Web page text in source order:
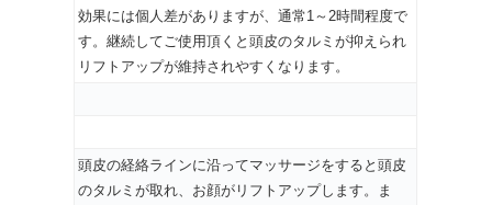
効果には個人差がありますが、通常1～2時間程度で
す。継続してご使用頂くと頭皮のタルミが抑えられ
リフトアップが維持されやすくなります。
頭皮の経絡ラインに沿ってマッサージをすると頭皮
のタルミが取れ、お顔がリフトアップします。ま